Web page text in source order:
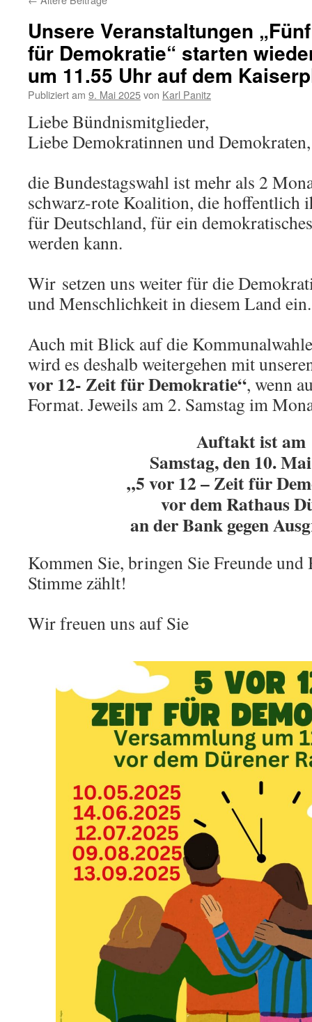
Unsere Veranstaltungen
für Demokratie“ starten
um 11.55 Uhr auf dem
Publiziert am 9. Mai 2025von Karl Panitz
Liebe Bündnismitglieder,
Liebe Demokratinnen und Demokraten,
die Bundestagswahl ist mehr als 2
schwarz-rote Koalition, die hoffentlich
für Deutschland, für ein
werden kann.
Wir setzen uns weiter für die
und Menschlichkeit in diesem Land
Auch mit Blick auf die
wird es deshalb weitergehen mit
vor 12- Zeit für Demokratie“, wenn
Format. Jeweils am 2. Samstag im
Auftakt ist am
Samstag, den 10.
„5 vor 12 – Zeit für
vor dem Rathaus
an der Bank gegen
Kommen Sie, bringen Sie Freunde und
Stimme zählt!
Wir freuen uns auf Sie